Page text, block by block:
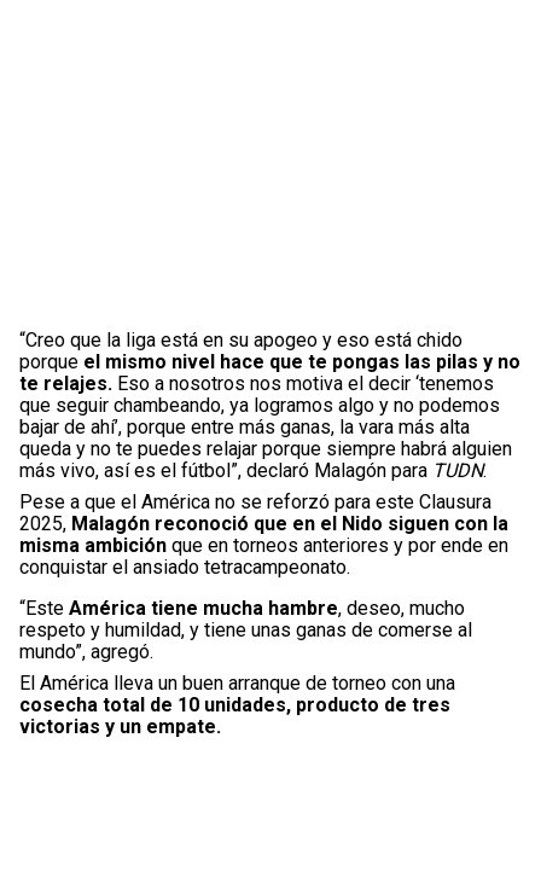
“Creo que la liga está en su apogeo y eso está chido
porque el mismo nivel hace que te pongas las pilas y no
te relajes. Eso a nosotros nos motiva el decir ‘tenemos
que seguir chambeando, ya logramos algo y no podemos
bajar de ahí’, porque entre más ganas, la vara más alta
queda y no te puedes relajar porque siempre habrá alguien
más vivo, así es el fútbol”, declaró Malagón para TUDN.
Pese a que el América no se reforzó para este Clausura
2025, Malagón reconoció que en el Nido siguen con la
misma ambición que en torneos anteriores y por ende en
conquistar el ansiado tetracampeonato.
“Este América tiene mucha hambre, deseo, mucho
respeto y humildad, y tiene unas ganas de comerse al
mundo”, agregó.
El América lleva un buen arranque de torneo con una
cosecha total de 10 unidades, producto de tres
victorias y un empate.